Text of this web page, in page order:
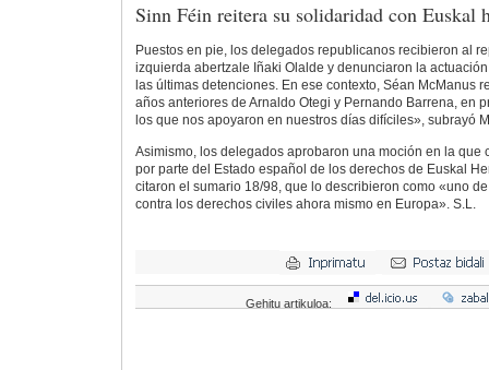
Sinn Féin reitera su solidaridad con Euskal
Puestos en pie, los delegados republicanos recibieron al
izquierda abertzale Iñaki Olalde y denunciaron la
las últimas detenciones. En ese contexto, Séan McManus
años anteriores de Arnaldo Otegi y Pernando Barrena, en
los que nos apoyaron en nuestros días difíciles», subrayó
Asimismo, los delegados aprobaron una moción en la que
por parte del Estado español de los derechos de Euskal
citaron el sumario 18/98, que lo describieron como «uno
contra los derechos civiles ahora mismo en Europa». S.L.
Gehitu artikuloa: